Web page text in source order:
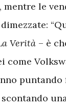
le
Verità – è